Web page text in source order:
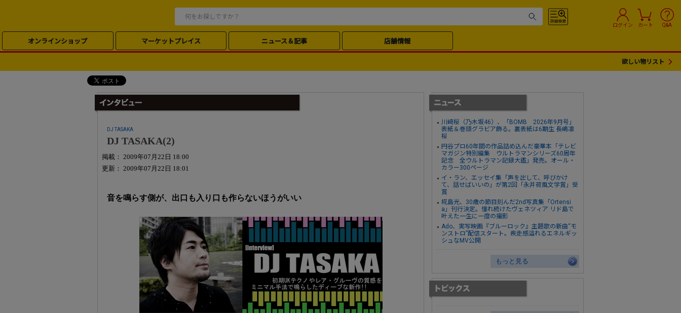
ログイン カート Q&A
オンラインショップ マーケットプレイス ニュース＆記事 店舗情報
欲しい物リスト
DJ TASAKA
DJ TASAKA(2)
掲載： 2009年07月22日 18:00
更新： 2009年07月22日 18:01
音を鳴らす側が、出口も入り口も作らないほうがいい
川﨑桜（乃木坂46）、「BOMB 2026年9月号」
表紙＆巻頭グラビア飾る。裏表紙は6期生 長嶋凛
桜
円谷プロ60年間の作品詰め込んだ豪華本「テレビ
マガジン特別編集 ウルトラマンシリーズ60周年
記念 全ウルトラマン記録大鑑」発売。オール・
カラー300ページ
イ・ラン、エッセイ集「声を出して、呼びかけ
て、話せばいいの」が第2回「永井荷風文学賞」受
賞
椛島光、30歳の節目刻んだ2nd写真集「Ortensi
a」刊行決定。憧れ続けたヴェネツィア リド島で
叶えた一生に一度の撮影
Ado、実写映画『ブルーロック』主題歌の新曲“モ
ンストロ”配信スタート。疾走感溢れるエネルギッ
シュなMV公開
もっと見る